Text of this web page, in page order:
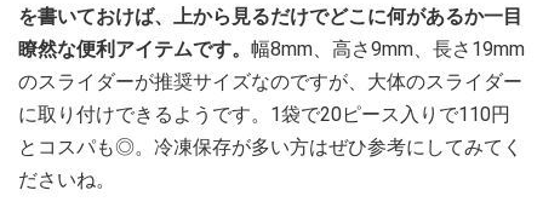
を書いておけば、上から見るだけでどこに何があるか一目
瞭然な便利アイテムです。 幅8mm、高さ9mm、長さ19mm
のスライダーが推奨サイズなのですが、大体のスライダー
に取り付けできるようです。1袋で20ピース入りで110円
とコスパも◎。冷凍保存が多い方はぜひ参考にしてみてく
ださいね。